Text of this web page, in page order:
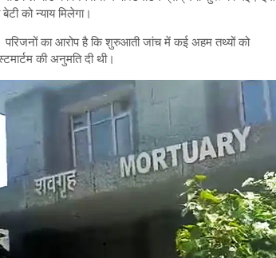
को न्याय मिलेगा।
था। परिजनों का आरोप है कि शुरुआती जांच में कई अहम तथ्यों को
की अनुमति दी थी।